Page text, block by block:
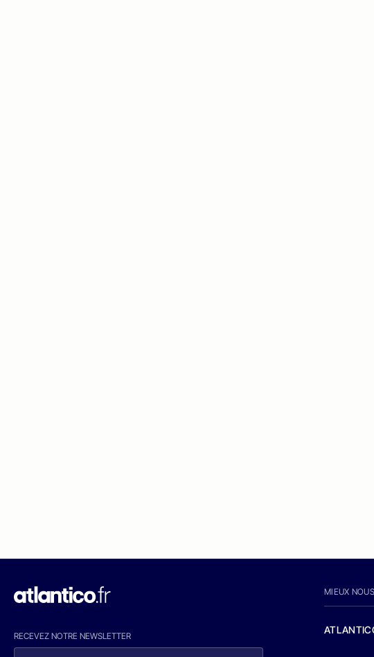
RECEVEZ NOTRE NEWSLETTER
MIEUX